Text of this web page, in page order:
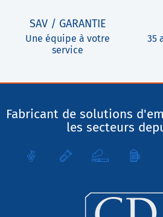
SAV / GARANTIE
Une équipe à votre
service
35
Fabricant de solutions
les secteurs